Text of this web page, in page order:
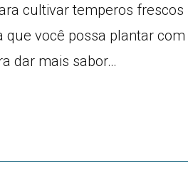
cultivar temperos frescos
que você possa plantar com
dar mais sabor…